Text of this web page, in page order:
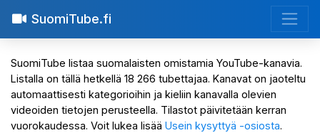
SuomiTube.fi
SuomiTube listaa suomalaisten omistamia YouTube-kanavia.
Listalla on tällä hetkellä 18 266 tubettajaa. Kanavat on jaoteltu
automaattisesti kategorioihin ja kieliin kanavalla olevien
videoiden tietojen perusteella. Tilastot päivitetään kerran
vuorokaudessa. Voit lukea lisää Usein kysyttyä -osiosta.